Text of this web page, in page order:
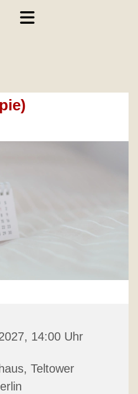
14:00 Uhr
Teltower